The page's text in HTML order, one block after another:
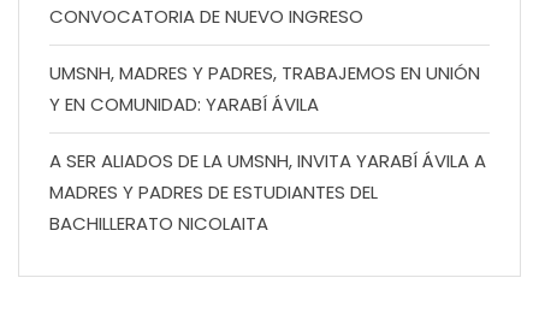
CONVOCATORIA DE NUEVO INGRESO
UMSNH, MADRES Y PADRES, TRABAJEMOS EN UNIÓN
Y EN COMUNIDAD: YARABÍ ÁVILA
A SER ALIADOS DE LA UMSNH, INVITA YARABÍ ÁVILA A
MADRES Y PADRES DE ESTUDIANTES DEL
BACHILLERATO NICOLAITA